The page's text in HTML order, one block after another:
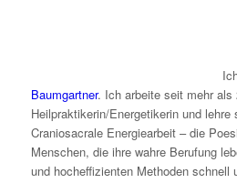
Baumgartner. Ich arbeite seit mehr als
Heilpraktikerin/Energetikerin und lehre
Craniosacrale Energiearbeit – die
Menschen, die ihre wahre Berufung
und hocheffizienten Methoden schnell